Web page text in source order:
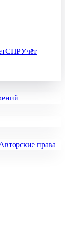
СПРУчёт
Авторские права